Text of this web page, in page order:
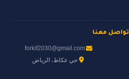
تواصل معنا
forkif2030@gmail.com
حي عكاظ، الرياض